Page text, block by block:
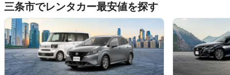
三条市でレンタカー最安値を探す